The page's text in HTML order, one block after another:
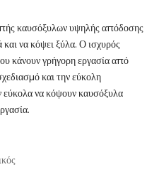
καυσόξυλων υψηλής απόδοσης
να κόψει ξύλα. Ο ισχυρός
κάνουν γρήγορη εργασία από
και την εύκολη
εύκολα να κόψουν καυσόξυλα